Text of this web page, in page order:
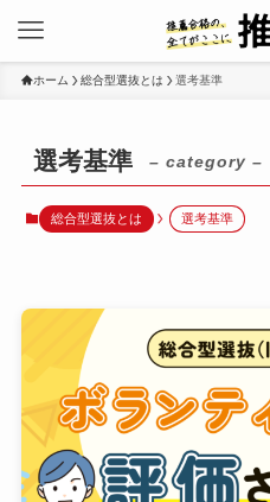
ホーム 総合型選抜とは 選考基準
選考基準 – category –
総合型選抜とは 選考基準